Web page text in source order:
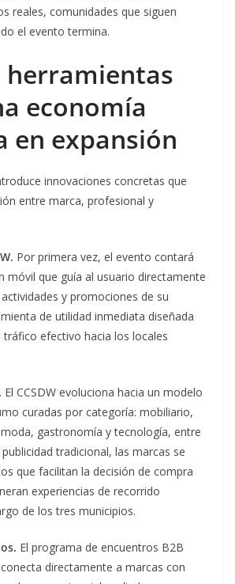
reales, comunidades que siguen
el evento termina.
herramientas
economía
en expansión
innovaciones concretas que
entre marca, profesional y
Por primera vez, el evento contará
móvil que guía al usuario directamente
y promociones de su
de utilidad inmediata diseñada
efectivo hacia los locales
El CCSDW evoluciona hacia un modelo
curadas por categoría: mobiliario,
gastronomía y tecnología, entre
tradicional, las marcas se
que facilitan la decisión de compra
experiencias de recorrido
de los tres municipios.
El programa de encuentros B2B
directamente a marcas con